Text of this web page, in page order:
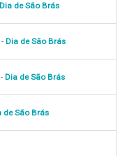
Dia de São Brás
Dia de São Brás
Dia de São Brás
de São Brás